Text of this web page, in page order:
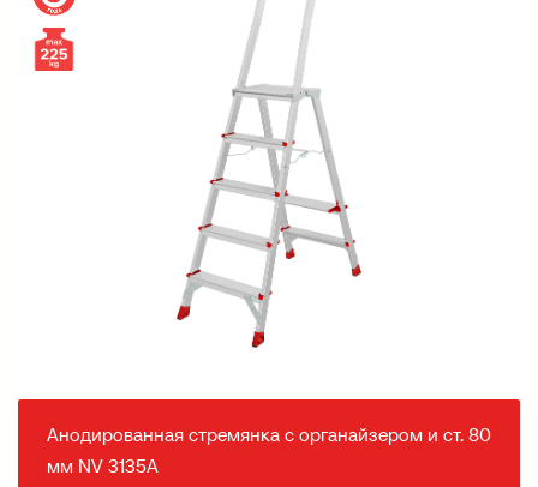
Анодированная стремянка с органайзером и ст. 80
мм NV 3135А